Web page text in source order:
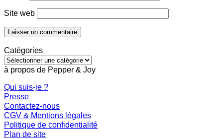
Site web
Catégories
Catégories
à propos de Pepper & Joy
Qui suis-je ?
Presse
Contactez-nous
CGV & Mentions légales
Politique de confidentialité
Plan de site